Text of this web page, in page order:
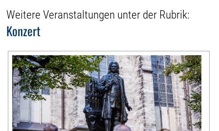
Weitere Veranstaltungen unter der Rubrik:
Konzert